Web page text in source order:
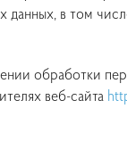
данных, в том
обработки
веб-сайта